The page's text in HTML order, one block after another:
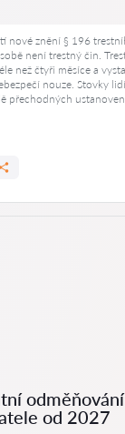
nové znění § 196
není trestný čin.
než čtyři měsíce a
nouze. Stovky
přechodných
od 2027